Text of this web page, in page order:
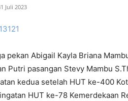
Juli 2023
pekan Abigail Kayla Briana
Putri pasangan Stevy Mambu
kedua setelah HUT ke-400
HUT ke-78 Kemerdekaan